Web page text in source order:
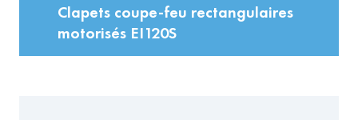
Clapets coupe-feu rectangulaires
motorisés EI120S